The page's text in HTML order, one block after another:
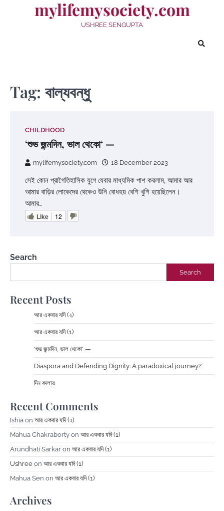
mylifemysociety.com
USHREE SENGUPTA
Tag: বাল্যবন্ধু
CHILDHOOD
‘শুভ জন্মদিন, ভাল থেকো‘ —
mylifemysociety.com 18 December 2023
সেই কোন প্রাগৈতিহাসিক যুগে যেবার মাধ্যমিক পাশ করলাম, আমার আর
আমার বাড়ির লোকেদের থেকেও উনি বোধহয় বেশি খুশি হয়েছিলেন।
আমার…
Like 12
Search
Search
Recent Posts
আর একবার যদি (২)
আর একবার যদি (1)
‘শুভ জন্মদিন, ভাল থেকো‘ —
Diaspora and Defending Dignity: A paradoxical journey?
দিন বদলায়
Recent Comments
Ishia on আর একবার যদি (২)
Mahua Chakraborty on আর একবার যদি (1)
Arundhati Sarkar on আর একবার যদি (1)
Ushree on আর একবার যদি (1)
Mahua Sen on আর একবার যদি (1)
Archives